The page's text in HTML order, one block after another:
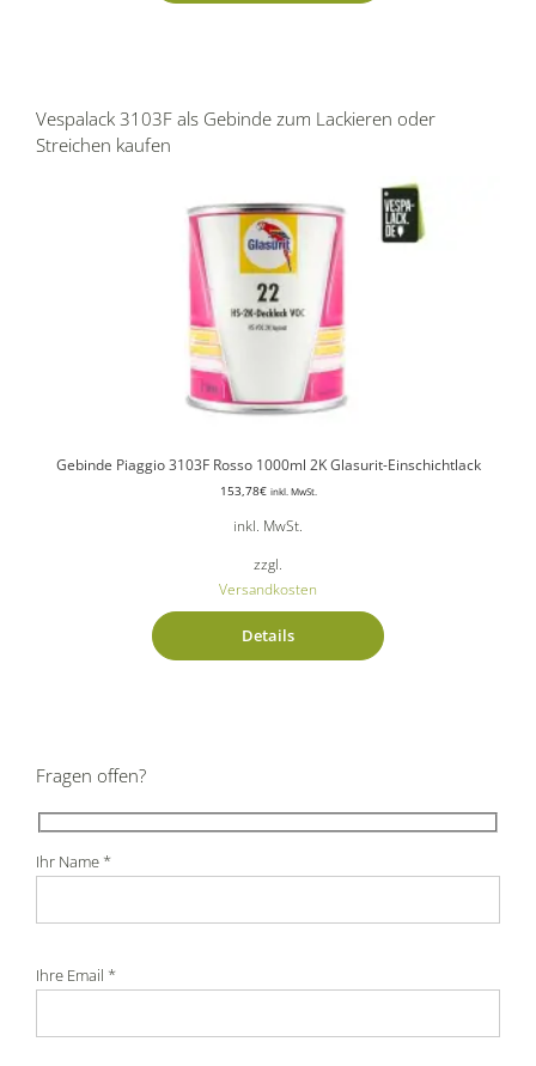
Vespalack 3103F als Gebinde zum Lackieren oder
Streichen kaufen
Gebinde Piaggio 3103F Rosso 1000ml 2K Glasurit-Einschichtlack
153,78€ inkl. MwSt.
inkl. MwSt.
zzgl.
Versandkosten
Details
Fragen offen?
Ihr Name *
Ihre Email *